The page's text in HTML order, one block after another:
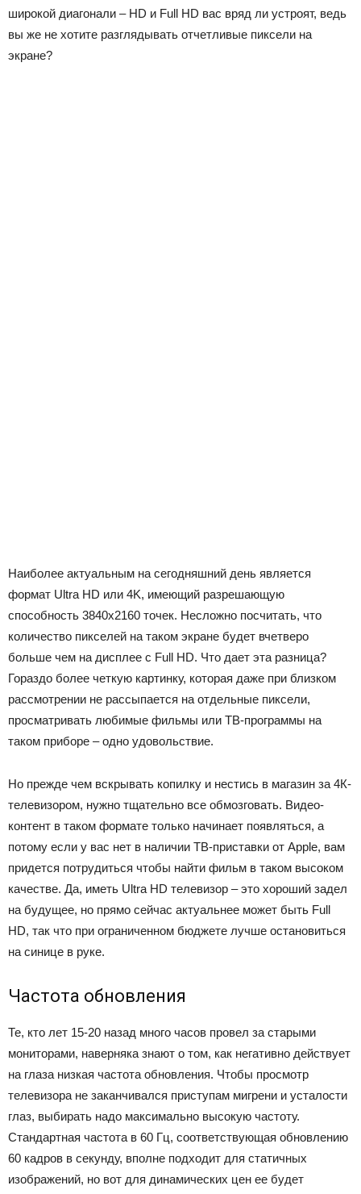
широкой диагонали – HD и Full HD вас вряд ли устроят, ведь
вы же не хотите разглядывать отчетливые пиксели на
экране?
Наиболее актуальным на сегодняшний день является
формат Ultra HD или 4K, имеющий разрешающую
способность 3840х2160 точек. Несложно посчитать, что
количество пикселей на таком экране будет вчетверо
больше чем на дисплее с Full HD. Что дает эта разница?
Гораздо более четкую картинку, которая даже при близком
рассмотрении не рассыпается на отдельные пиксели,
просматривать любимые фильмы или ТВ-программы на
таком приборе – одно удовольствие.
Но прежде чем вскрывать копилку и нестись в магазин за 4К-
телевизором, нужно тщательно все обмозговать. Видео-
контент в таком формате только начинает появляться, а
потому если у вас нет в наличии ТВ-приставки от Apple, вам
придется потрудиться чтобы найти фильм в таком высоком
качестве. Да, иметь Ultra HD телевизор – это хороший задел
на будущее, но прямо сейчас актуальнее может быть Full
HD, так что при ограниченном бюджете лучше остановиться
на синице в руке.
Частота обновления
Те, кто лет 15-20 назад много часов провел за старыми
мониторами, наверняка знают о том, как негативно действует
на глаза низкая частота обновления. Чтобы просмотр
телевизора не заканчивался приступам мигрени и усталости
глаз, выбирать надо максимально высокую частоту.
Стандартная частота в 60 Гц, соответствующая обновлению
60 кадров в секунду, вполне подходит для статичных
изображений, но вот для динамических цен ее будет